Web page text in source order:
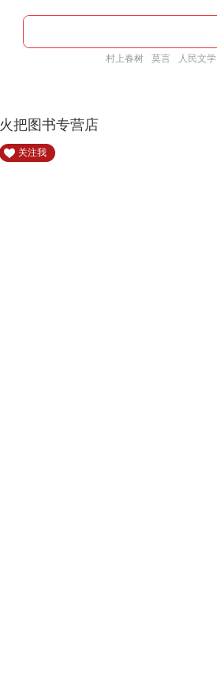
村上春树 莫言 人民文学
火把图书专营店
关注我